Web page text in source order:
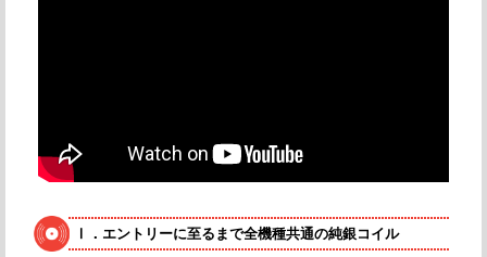
Ⅰ．エントリーに至るまで全機種共通の純銀コイル